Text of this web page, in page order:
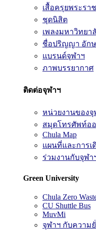
เสื้อครุยพระรา
ชุดนิสิต
เพลงมหาวิทยา
ชื่อปริญญา อัก
แบรนด์จุฬาฯ
ภาพบรรยากาศ
ติดต่อจุฬาฯ
หน่วยงานของจุ
สมุดโทรศัพท์อ
Chula Map
แผนที่และการเ
ร่วมงานกับจุฬา
Green University
Chula Zero
CU Shuttle Bus
MuvMi
จุฬาฯ กับความ